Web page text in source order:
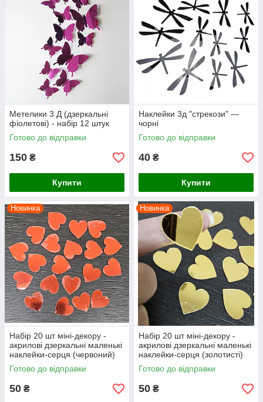
Метелики 3 Д (дзеркальні
фіолетові) - набір 12 штук
Готово до відправки
150 ₴
Купити
Наклейки 3д "стрекози" —
чорні
Готово до відправки
40 ₴
Купити
Новинка
Набір 20 шт міні-декору -
акрилові дзеркальні маленькі
наклейки-серця (червоний)
Готово до відправки
50 ₴
Новинка
Набір 20 шт міні-декору -
акрилові дзеркальні маленькі
наклейки-серця (золотисті)
Готово до відправки
50 ₴